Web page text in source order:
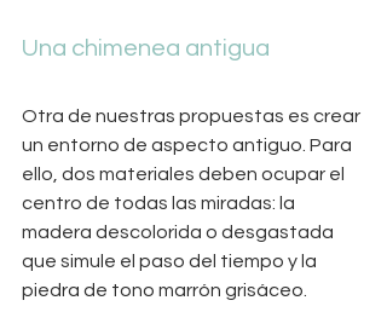
Una chimenea antigua
Otra de nuestras propuestas es crear
un entorno de aspecto antiguo. Para
ello, dos materiales deben ocupar el
centro de todas las miradas: la
madera descolorida o desgastada
que simule el paso del tiempo y la
piedra de tono marrón grisáceo.